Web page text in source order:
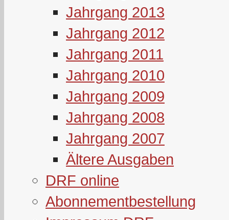
Jahrgang 2013
Jahrgang 2012
Jahrgang 2011
Jahrgang 2010
Jahrgang 2009
Jahrgang 2008
Jahrgang 2007
Ältere Ausgaben
DRF online
Abonnementbestellung